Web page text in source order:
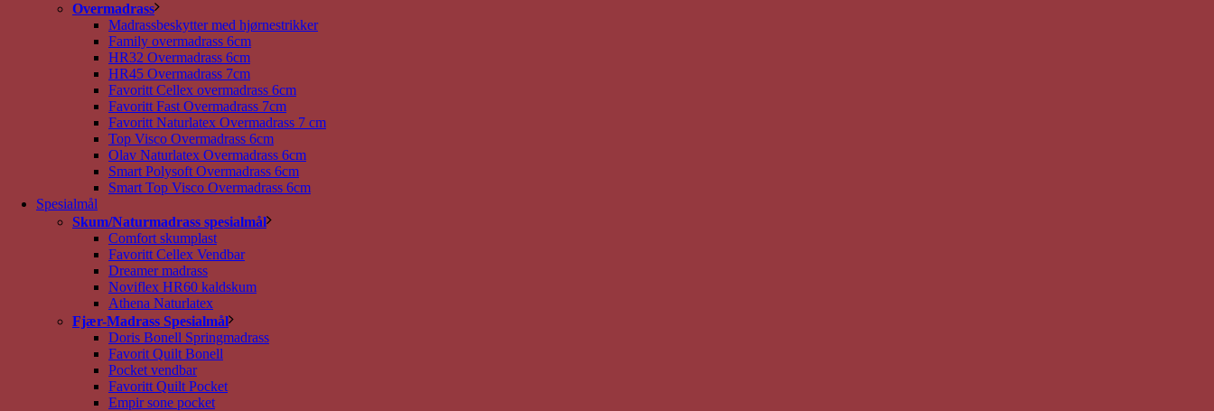
Overmadrass
Madrassbeskytter med hjørnestrikker
Family overmadrass 6cm
HR32 Overmadrass 6cm
HR45 Overmadrass 7cm
Favoritt Cellex overmadrass 6cm
Favoritt Fast Overmadrass 7cm
Favoritt Naturlatex Overmadrass 7 cm
Top Visco Overmadrass 6cm
Olav Naturlatex Overmadrass 6cm
Smart Polysoft Overmadrass 6cm
Smart Top Visco Overmadrass 6cm
Spesialmål
Skum/Naturmadrass spesialmål
Comfort skumplast
Favoritt Cellex Vendbar
Dreamer madrass
Noviflex HR60 kaldskum
Athena Naturlatex
Fjær-Madrass Spesialmål
Doris Bonell Springmadrass
Favorit Quilt Bonell
Pocket vendbar
Favoritt Quilt Pocket
Empir sone pocket